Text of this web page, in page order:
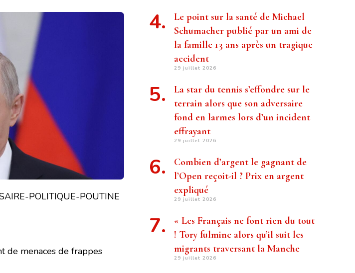
de menaces de frappes
Le point sur la santé de Michael
Schumacher publié par un ami de
la famille 13 ans après un tragique
accident
29 juillet 2026
La star du tennis s’effondre sur le
terrain alors que son adversaire
fond en larmes lors d’un incident
effrayant
29 juillet 2026
Combien d’argent le gagnant de
l’Open reçoit-il ? Prix ​​en argent
expliqué
29 juillet 2026
« Les Français ne font rien du tout
! Tory fulmine alors qu’il suit les
migrants traversant la Manche
29 juillet 2026